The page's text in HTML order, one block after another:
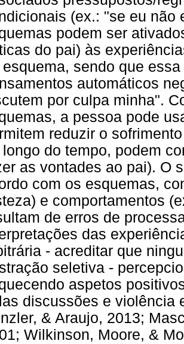
(ex.: "se eu não
podem ser
do pai) às
esquema, sendo que
automáticos
por culpa minha".
a pessoa pode
reduzir o
longo do tempo, podem
as vontades ao pai). O
com os esquemas,
e comportamentos
de erros de
das
- acreditar que
seletiva -
aspetos
discussões e violência
& Araujo, 2013;
Wilkinson, Moore, &